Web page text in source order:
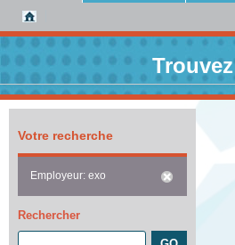
Votre recherche
Employeur: exo
Rechercher